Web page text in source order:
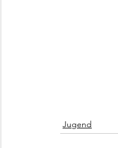
Jugend